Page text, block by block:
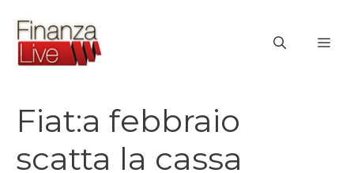
contenuto
Fiat:a febbraio
scatta la cassa